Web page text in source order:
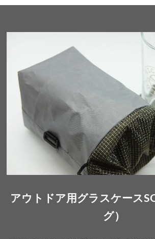
アウトドア用グラスケース
グ）